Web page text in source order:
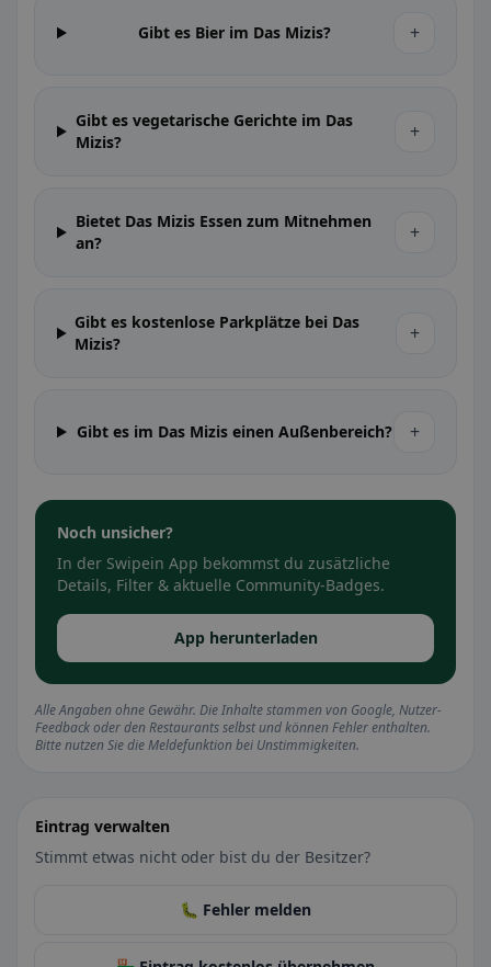
Gibt es Bier im Das Mizis? +
Gibt es vegetarische Gerichte im Das
Mizis?
+
Bietet Das Mizis Essen zum Mitnehmen
an?
+
Gibt es kostenlose Parkplätze bei Das
Mizis?
+
Gibt es im Das Mizis einen Außenbereich? +
Noch unsicher?
In der Swipein App bekommst du zusätzliche
Details, Filter & aktuelle Community-Badges.
App herunterladen
Alle Angaben ohne Gewähr. Die Inhalte stammen von Google, Nutzer-
Feedback oder den Restaurants selbst und können Fehler enthalten.
Bitte nutzen Sie die Meldefunktion bei Unstimmigkeiten.
Eintrag verwalten
Stimmt etwas nicht oder bist du der Besitzer?
🐛 Fehler melden